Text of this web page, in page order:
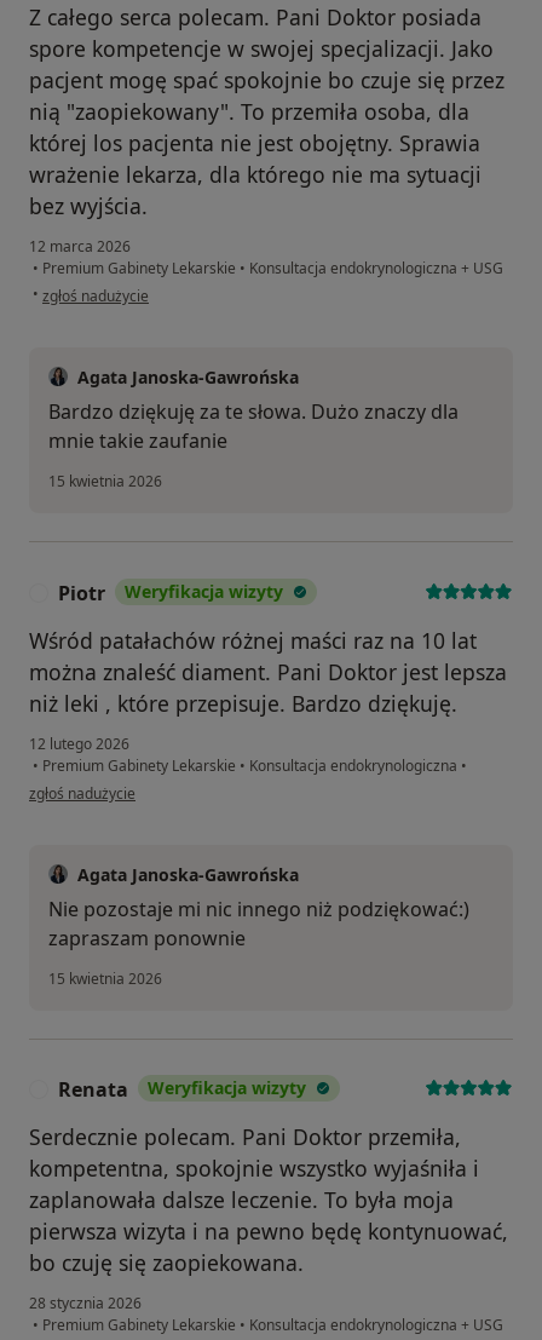
Z całego serca polecam. Pani Doktor posiada
spore kompetencje w swojej specjalizacji. Jako
pacjent mogę spać spokojnie bo czuje się przez
nią "zaopiekowany". To przemiła osoba, dla
której los pacjenta nie jest obojętny. Sprawia
wrażenie lekarza, dla którego nie ma sytuacji
bez wyjścia.
12 marca 2026
• Premium Gabinety Lekarskie • Konsultacja endokrynologiczna + USG
• w opinii użytkownika Dominik
zgłoś nadużycie
Agata Janoska-Gawrońska
Bardzo dziękuję za te słowa. Dużo znaczy dla
mnie takie zaufanie
15 kwietnia 2026
Piotr Weryfikacja wizyty
Wśród patałachów różnej maści raz na 10 lat
można znaleść diament. Pani Doktor jest lepsza
niż leki , które przepisuje. Bardzo dziękuję.
12 lutego 2026
• Premium Gabinety Lekarskie • Konsultacja endokrynologiczna •
w opinii użytkownika Piotr
zgłoś nadużycie
Agata Janoska-Gawrońska
Nie pozostaje mi nic innego niż podziękować:)
zapraszam ponownie
15 kwietnia 2026
Renata Weryfikacja wizyty
Serdecznie polecam. Pani Doktor przemiła,
kompetentna, spokojnie wszystko wyjaśniła i
zaplanowała dalsze leczenie. To była moja
pierwsza wizyta i na pewno będę kontynuować,
bo czuję się zaopiekowana.
28 stycznia 2026
• Premium Gabinety Lekarskie • Konsultacja endokrynologiczna + USG